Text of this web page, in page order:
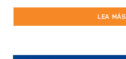
LEA MÁS